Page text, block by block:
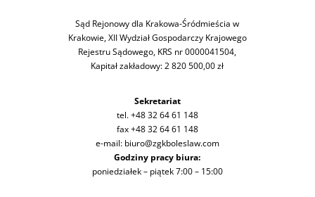
Sąd Rejonowy dla Krakowa-Śródmieścia w
Krakowie, XII Wydział Gospodarczy Krajowego
Rejestru Sądowego, KRS nr 0000041504,
Kapitał zakładowy: 2 820 500,00 zł
Sekretariat
tel. +48 32 64 61 148
fax +48 32 64 61 148
e-mail: biuro@zgkboleslaw.com
Godziny pracy biura:
poniedziałek – piątek 7:00 – 15:00